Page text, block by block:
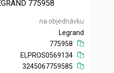
775958
na objednávku
Legrand
775958
ELPROS0569134
3245067759585